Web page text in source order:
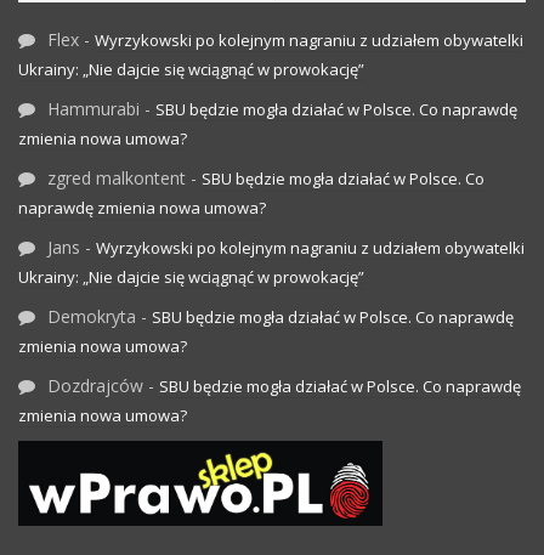
Flex - Wyrzykowski po kolejnym nagraniu z udziałem obywatelki
Ukrainy: „Nie dajcie się wciągnąć w prowokację”
Hammurabi - SBU będzie mogła działać w Polsce. Co naprawdę
zmienia nowa umowa?
zgred malkontent - SBU będzie mogła działać w Polsce. Co
naprawdę zmienia nowa umowa?
Jans - Wyrzykowski po kolejnym nagraniu z udziałem obywatelki
Ukrainy: „Nie dajcie się wciągnąć w prowokację”
Demokryta - SBU będzie mogła działać w Polsce. Co naprawdę
zmienia nowa umowa?
Dozdrajców - SBU będzie mogła działać w Polsce. Co naprawdę
zmienia nowa umowa?